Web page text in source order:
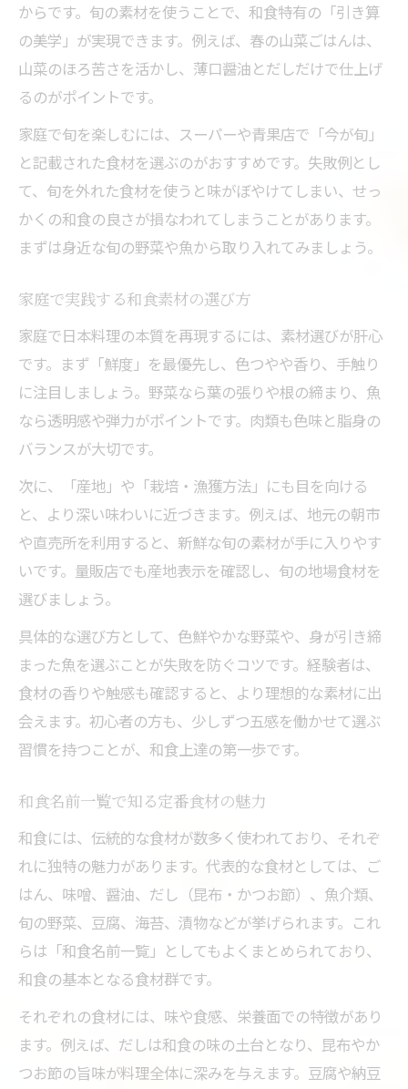
からです。旬の素材を使うことで、和食特有の「引き算
の美学」が実現できます。例えば、春の山菜ごはんは、
山菜のほろ苦さを活かし、薄口醤油とだしだけで仕上げ
るのがポイントです。
家庭で旬を楽しむには、スーパーや青果店で「今が旬」
と記載された食材を選ぶのがおすすめです。失敗例とし
て、旬を外れた食材を使うと味がぼやけてしまい、せっ
かくの和食の良さが損なわれてしまうことがあります。
まずは身近な旬の野菜や魚から取り入れてみましょう。
家庭で実践する和食素材の選び方
家庭で日本料理の本質を再現するには、素材選びが肝心
です。まず「鮮度」を最優先し、色つやや香り、手触り
に注目しましょう。野菜なら葉の張りや根の締まり、魚
なら透明感や弾力がポイントです。肉類も色味と脂身の
バランスが大切です。
次に、「産地」や「栽培・漁獲方法」にも目を向ける
と、より深い味わいに近づきます。例えば、地元の朝市
や直売所を利用すると、新鮮な旬の素材が手に入りやす
いです。量販店でも産地表示を確認し、旬の地場食材を
選びましょう。
具体的な選び方として、色鮮やかな野菜や、身が引き締
まった魚を選ぶことが失敗を防ぐコツです。経験者は、
食材の香りや触感も確認すると、より理想的な素材に出
会えます。初心者の方も、少しずつ五感を働かせて選ぶ
習慣を持つことが、和食上達の第一歩です。
和食名前一覧で知る定番食材の魅力
和食には、伝統的な食材が数多く使われており、それぞ
れに独特の魅力があります。代表的な食材としては、ご
はん、味噌、醤油、だし（昆布・かつお節）、魚介類、
旬の野菜、豆腐、海苔、漬物などが挙げられます。これ
らは「和食名前一覧」としてもよくまとめられており、
和食の基本となる食材群です。
それぞれの食材には、味や食感、栄養面での特徴があり
ます。例えば、だしは和食の味の土台となり、昆布やか
つお節の旨味が料理全体に深みを与えます。豆腐や納豆